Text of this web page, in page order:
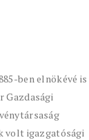
ben elnökévé is
Gazdasági
volt igazgatósági